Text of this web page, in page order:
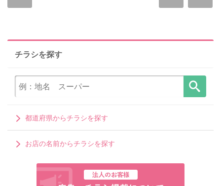
チラシを探す
都道府県からチラシを探す
お店の名前からチラシを探す